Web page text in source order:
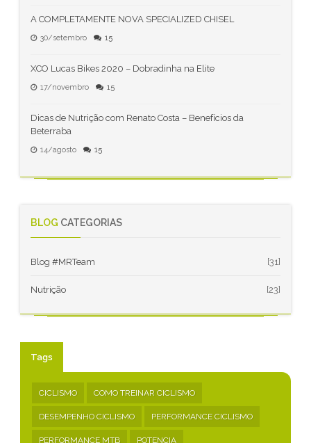
A COMPLETAMENTE NOVA SPECIALIZED CHISEL
30/setembro 15
XCO Lucas Bikes 2020 – Dobradinha na Elite
17/novembro 15
Dicas de Nutrição com Renato Costa – Benefícios da
Beterraba
14/agosto 15
BLOG CATEGORIAS
Blog #MRTeam [31]
Nutrição [23]
Tags
CICLISMO COMO TREINAR CICLISMO
DESEMPENHO CICLISMO PERFORMANCE CICLISMO
PERFORMANCE MTB POTENCIA